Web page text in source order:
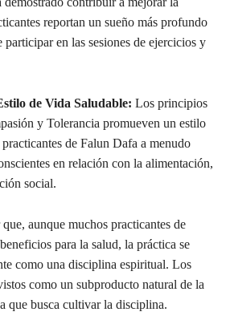
reportan un sueño más profundo
participar en las sesiones de ejercicios y
de Vida Saludable: Los principios
y Tolerancia promueven un estilo
de Falun Dafa a menudo
en relación con la alimentación,
social.
aunque muchos practicantes de
para la salud, la práctica se
como una disciplina espiritual. Los
como un subproducto natural de la
que busca cultivar la disciplina.